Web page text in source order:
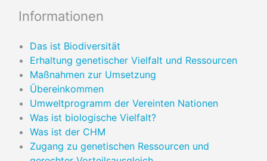
Informationen
Das ist Biodiversität
Erhaltung genetischer Vielfalt und Ressourcen
Maßnahmen zur Umsetzung
Übereinkommen
Umweltprogramm der Vereinten Nationen
Was ist biologische Vielfalt?
Was ist der CHM
Zugang zu genetischen Ressourcen und